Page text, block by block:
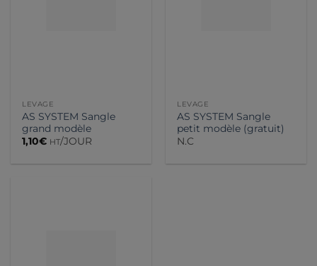
LEVAGE
AS SYSTEM Sangle
grand modèle
1,10€ HT/JOUR
LEVAGE
AS SYSTEM Sangle
petit modèle (gratuit)
N.C